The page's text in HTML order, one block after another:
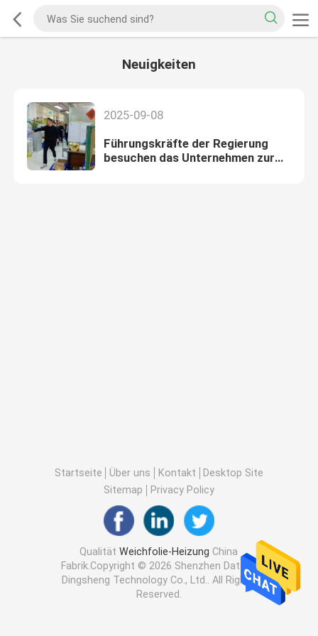
Neuigkeiten
2025-09-08
Führungskräfte der Regierung
besuchen das Unternehmen zur
Startseite Über uns Kontakt
Desktop Site
Sitemap
Privacy Policy
QualitätWeichfolie-Heizung China
Fabrik.Copyright © 2026 Shenzhen Datang
Dingsheng Technology Co., Ltd.. All Rights
Reserved.